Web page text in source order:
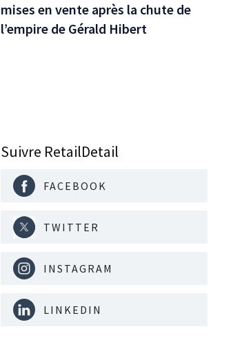
mises en vente après la chute de
l’empire de Gérald Hibert
Suivre RetailDetail
FACEBOOK
TWITTER
INSTAGRAM
LINKEDIN